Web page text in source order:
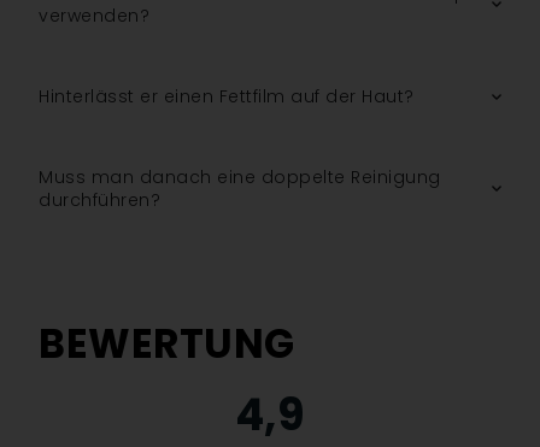
verwenden?
Hinterlässt er einen Fettfilm auf der Haut?
Muss man danach eine doppelte Reinigung
durchführen?
BEWERTUNG
4,9